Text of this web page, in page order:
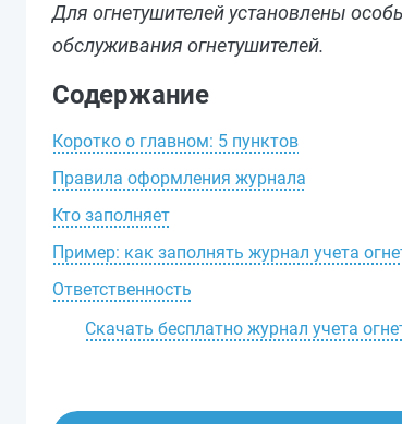
Для огнетушителей установлены
обслуживания огнетушителей.
Содержание
Коротко о главном: 5 пунктов
Правила оформления журнала
Кто заполняет
Пример: как заполнять журнал учета
Ответственность
Скачать бесплатно журнал учета